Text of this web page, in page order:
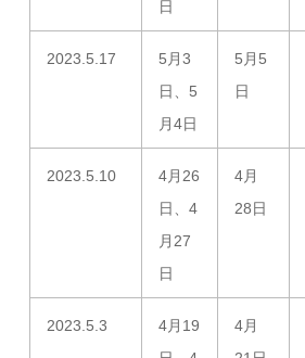
日
2023.5.17
5月3
日、5
月4日
5月5
日
2023.5.10
4月26
日、4
月27
日
4月
28日
2023.5.3
4月19
4月